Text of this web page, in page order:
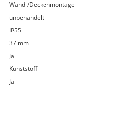
Wand-/Deckenmontage
unbehandelt
IP55
37 mm
Ja
Kunststoff
Ja